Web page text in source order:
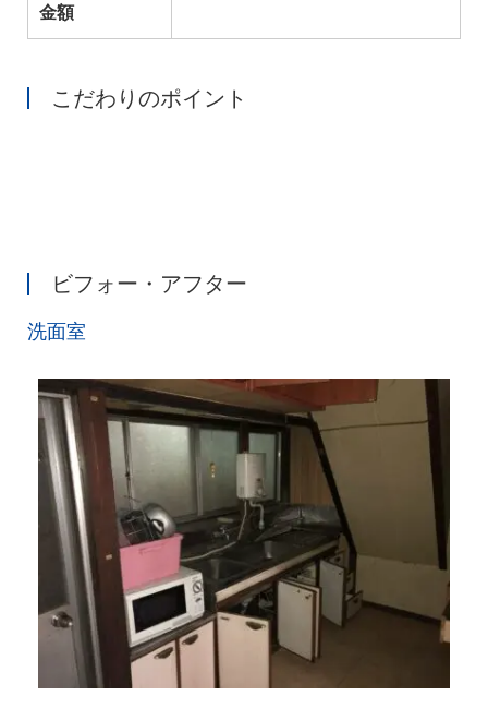
金額
こだわりのポイント
ビフォー・アフター
洗面室